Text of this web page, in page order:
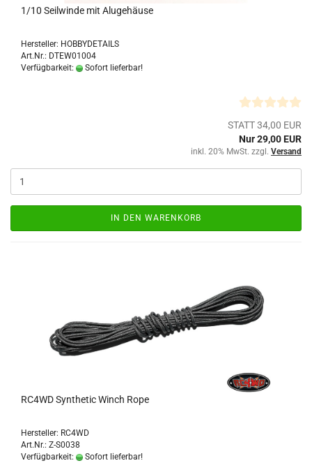
1/10 Seilwinde mit Alugehäuse
Hersteller: HOBBYDETAILS
Art.Nr.: DTEW01004
Verfügbarkeit:
Sofort lieferbar!
STATT 34,00 EUR
Nur 29,00 EUR
inkl. 20% MwSt. zzgl. Versand
IN DEN WARENKORB
RC4WD Synthetic Winch Rope
Hersteller: RC4WD
Art.Nr.: Z-S0038
Verfügbarkeit:
Sofort lieferbar!